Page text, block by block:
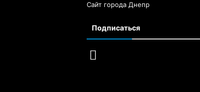
Сайт города Днепр
Подписаться